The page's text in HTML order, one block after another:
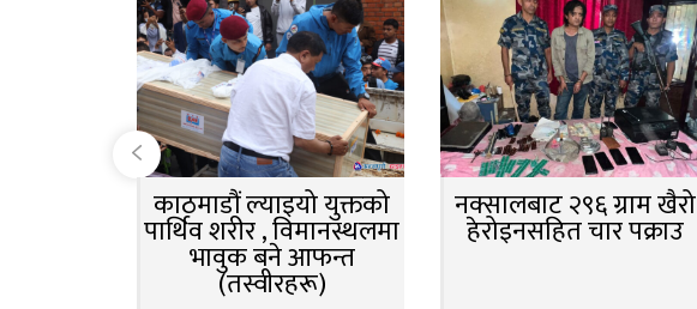
काठमाडौं ल्याइयो युक्तको
पार्थिव शरीर , विमानस्थलमा
भावुक बने आफन्त
(तस्वीरहरू)
नक्सालबाट २९६ ग्राम खैरो
हेरोइनसहित चार पक्राउ